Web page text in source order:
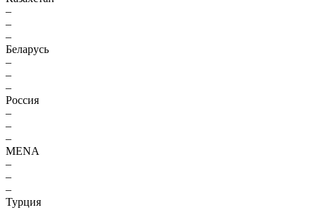
–
–
–
Беларусь
–
–
–
Россия
–
–
–
MENA
–
–
–
Турция